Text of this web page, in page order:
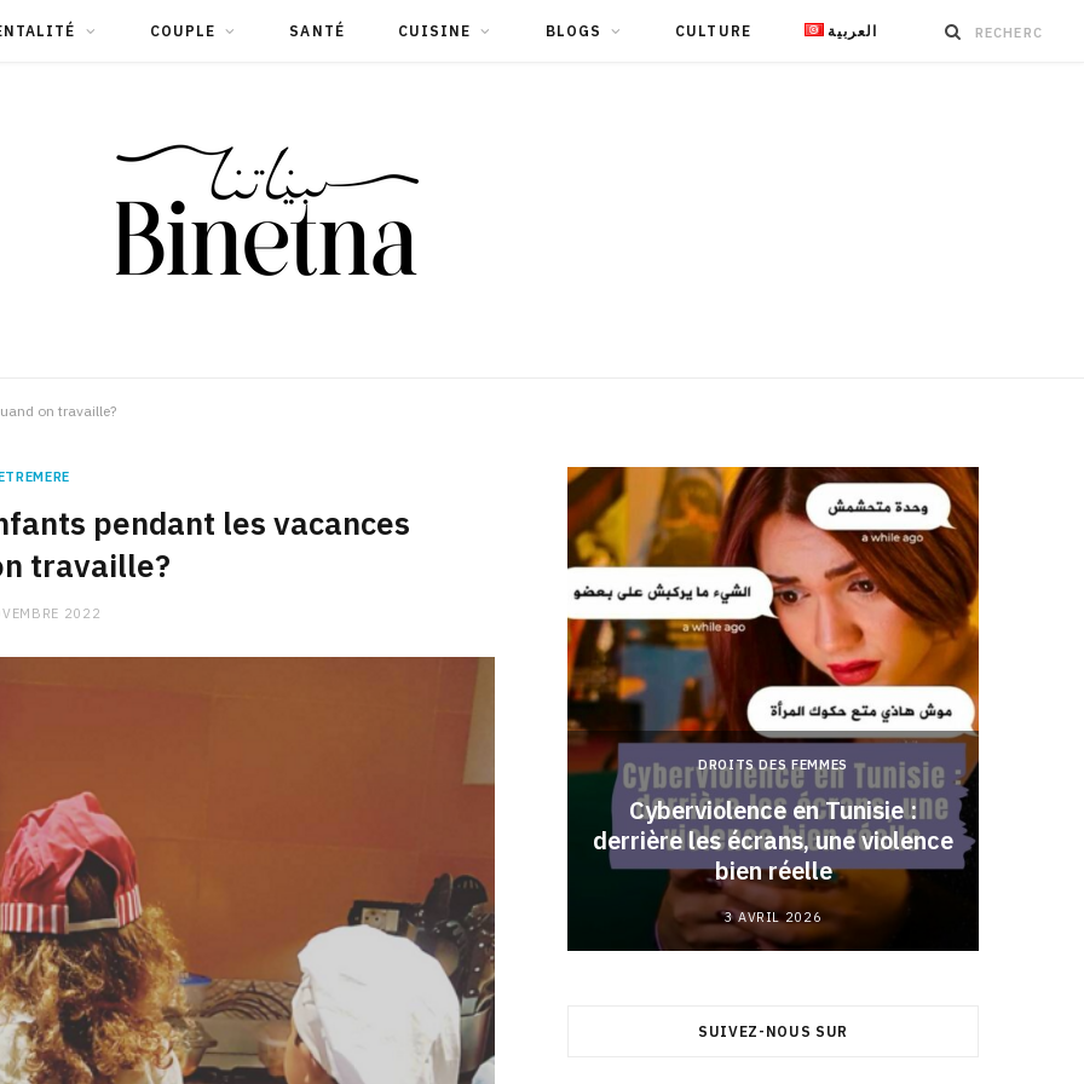
COUPLE SANTÉ CUISINE BLOGS CULTURE العربية
on travaille?
pendant les vacances
travaille?
2022
comment relâcher la pression
9 JANVIER 2026
DROITS DES FEMMES
Cyberviolence en Tunisie :
derrière les écrans, une violence
bien réelle
3 AVRIL 2026
SUIVEZ-NOUS SUR